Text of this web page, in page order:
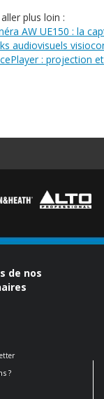
plus loin :
AW UE150 : la
audiovisuels
: projection
de nos
?